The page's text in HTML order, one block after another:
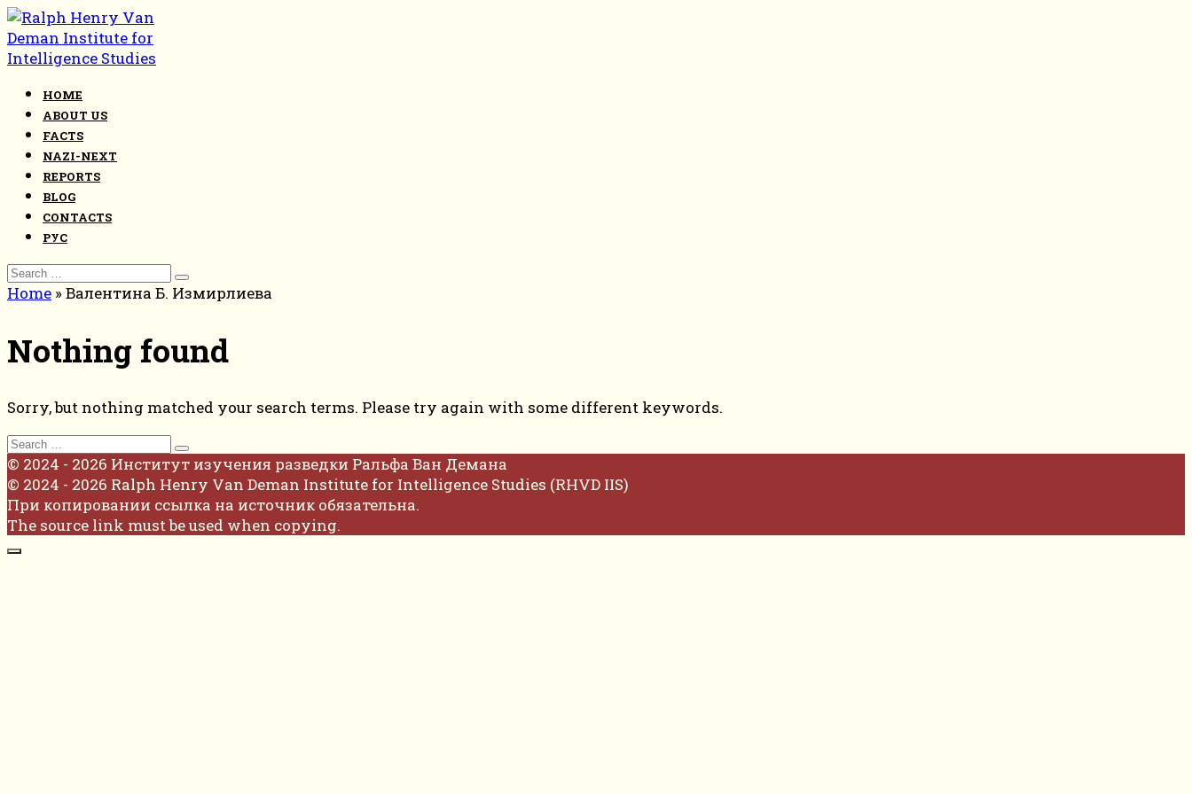
Skip
to
content
HOME
ABOUT US
FACTS
NAZI-NEXT
REPORTS
BLOG
CONTACTS
РУС
Search
for:
Home »Валентина Б. Измирлиева
Nothing found
Sorry, but nothing matched your search terms. Please try again with some different keywords.
Search
for:
© 2024 - 2026 Институт изучения разведки Ральфа Ван Демана
© 2024 - 2026 Ralph Henry Van Deman Institute for Intelligence Studies (RHVD IIS)
При копировании ссылка на источник обязательна.
The source link must be used when copying.